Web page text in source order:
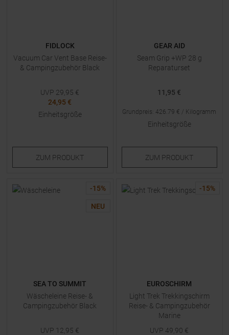
FIDLOCK
Vacuum Car Vent Base Reise-
& Campingzubehör Black
UVP 29,95 €
24,95 €
Einheitsgröße
ZUM PRODUKT
GEAR AID
Seam Grip +WP 28 g
Reparaturset
11,95 €
Grundpreis: 426.79 € / Kilogramm
Einheitsgröße
ZUM PRODUKT
-15%
NEU
SEA TO SUMMIT
Wäscheleine Reise- &
Campingzubehör Black
UVP 12,95 €
-15%
EUROSCHIRM
Light Trek Trekkingschirm
Reise- & Campingzubehör
Marine
UVP 49,90 €